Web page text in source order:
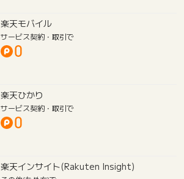
楽天モバイル
サービス契約・取引で
楽天ひかり
サービス契約・取引で